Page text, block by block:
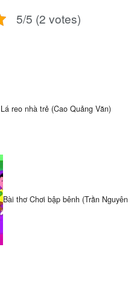
5/5 (2 votes)
reo nhà trẻ (Cao Quảng Văn)
Bài thơ Chơi bập bênh (Trần Nguyên